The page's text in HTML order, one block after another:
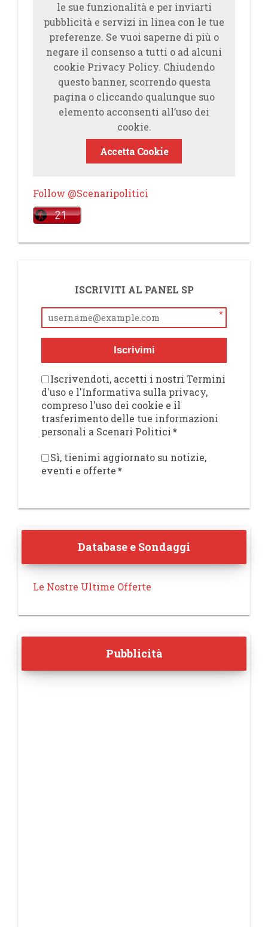
le sue funzionalità e per inviarti
pubblicità e servizi in linea con le tue
preferenze. Se vuoi saperne di più o
negare il consenso a tutti o ad alcuni
cookie Privacy Policy. Chiudendo
questo banner, scorrendo questa
pagina o cliccando qualunque suo
elemento acconsenti all’uso dei
cookie.
Accetta Cookie
Follow @Scenaripolitici
ISCRIVITI AL PANEL SP
*
Iscrivimi
Iscrivendoti, accetti i nostri Termini
d'uso e l'Informativa sulla privacy,
compreso l'uso dei cookie e il
trasferimento delle tue informazioni
personali a Scenari Politici*
Sì, tienimi aggiornato su notizie,
eventi e offerte*
Database e Sondaggi
Le Nostre Ultime Offerte
Pubblicità